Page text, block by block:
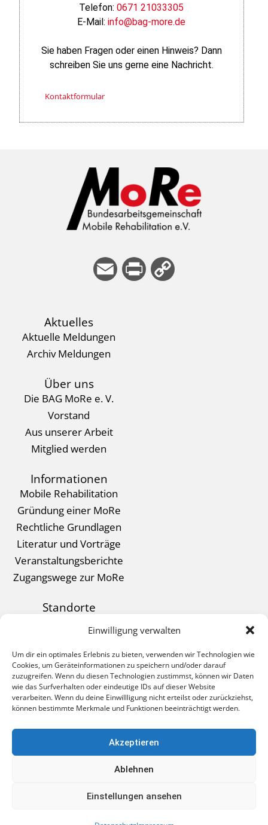
Einwilligung verwalten
Um dir ein optimales Erlebnis zu bieten, verwenden wir Technologien wie
Cookies, um Geräteinformationen zu speichern und/oder darauf
zuzugreifen. Wenn du diesen Technologien zustimmst, können wir Daten
wie das Surfverhalten oder eindeutige IDs auf dieser Website
verarbeiten. Wenn du deine Einwillligung nicht erteilst oder zurückziehst,
können bestimmte Merkmale und Funktionen beeinträchtigt werden.
Akzeptieren
Ablehnen
Einstellungen ansehen
Telefon:0671 21033305
E-Mail:info@bag-more.de
Sie haben Fragen oder einen Hinweis? Dann
schreiben Sie uns gerne eine Nachricht.
Kontaktformular
E
Pri
Aktuelles
Aktuelle Meldungen
Archiv Meldungen
Über uns
Die BAG MoRe e. V.
Vorstand
Aus unserer Arbeit
Mitglied werden
Informationen
Mobile Rehabilitation
Gründung einer MoRe
Rechtliche Grundlagen
Literatur und Vorträge
Veranstaltungsberichte
Zugangswege zur MoRe
Standorte
Kontakt
Impressum
Paul-Klee-Straße 3